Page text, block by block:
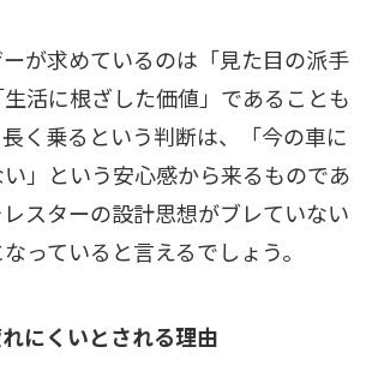
が求めているのは「見た目の派手
活に根ざした価値」であることも
く乗るという判断は、「今の車に
」という安心感から来るものであ
スターの設計思想がブレていない
っていると言えるでしょう。
にくいとされる理由